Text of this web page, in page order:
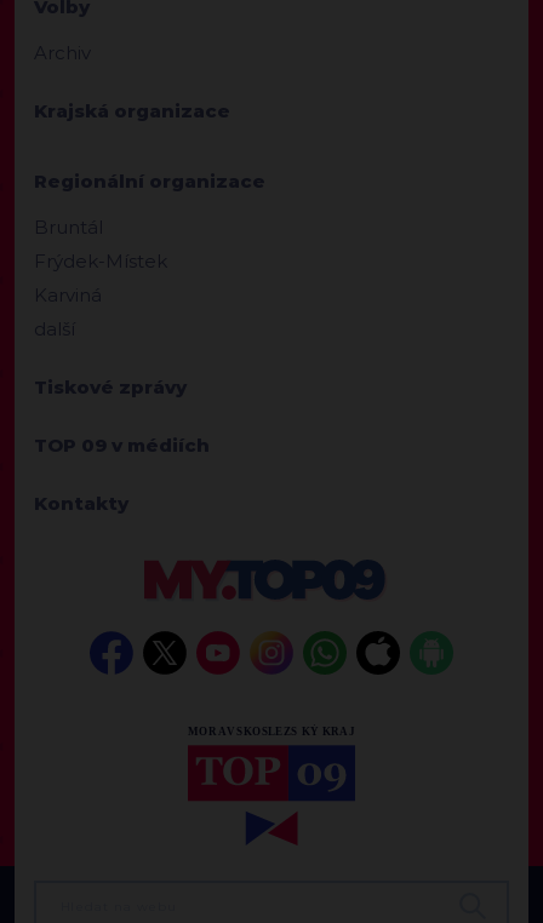
Volby
Archiv
Krajská organizace
Regionální organizace
Bruntál
Frýdek-Místek
Karviná
další
Tiskové zprávy
TOP 09 v médiích
Kontakty